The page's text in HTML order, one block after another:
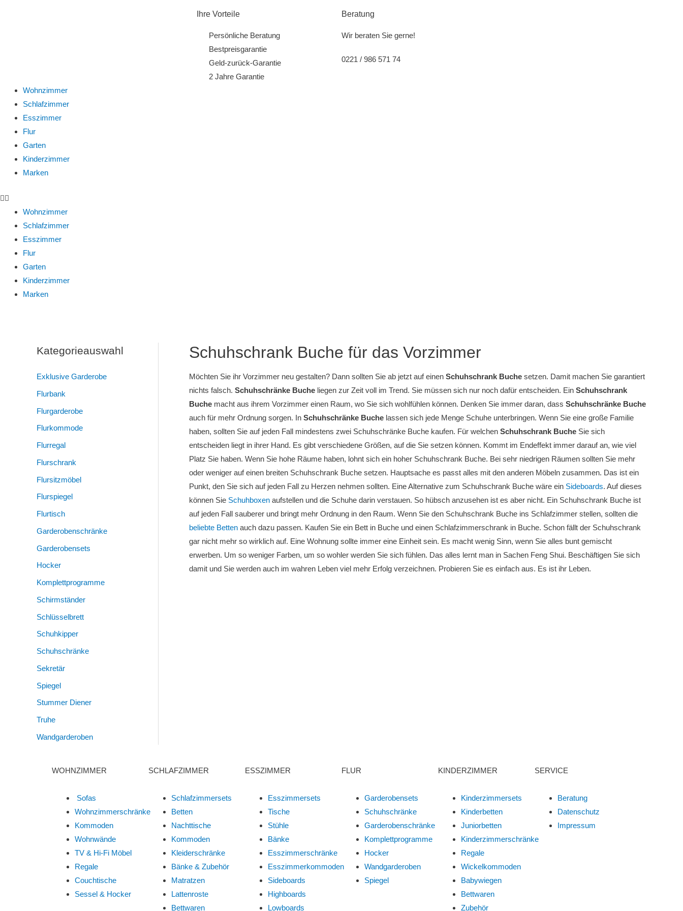
Ihre Vorteile
Persönliche Beratung
Bestpreisgarantie
Geld-zurück-Garantie
2 Jahre Garantie
Beratung
Wir beraten Sie gerne!
0221 / 986 571 74
Wohnzimmer
Schlafzimmer
Esszimmer
Flur
Garten
Kinderzimmer
Marken
Wohnzimmer
Schlafzimmer
Esszimmer
Flur
Garten
Kinderzimmer
Marken
Kategorieauswahl
Exklusive Garderobe
Flurbank
Flurgarderobe
Flurkommode
Flurregal
Flurschrank
Flursitzmöbel
Flurspiegel
Flurtisch
Garderobenschränke
Garderobensets
Hocker
Komplettprogramme
Schirmständer
Schlüsselbrett
Schuhkipper
Schuhschränke
Sekretär
Spiegel
Stummer Diener
Truhe
Wandgarderoben
Schuhschrank Buche für das Vorzimmer
Möchten Sie ihr Vorzimmer neu gestalten? Dann sollten Sie ab jetzt auf einen Schuhschrank Buche setzen. Damit machen Sie garantiert
nichts falsch. Schuhschränke Buche liegen zur Zeit voll im Trend. Sie müssen sich nur noch dafür entscheiden. Ein Schuhschrank
Buche macht aus ihrem Vorzimmer einen Raum, wo Sie sich wohlfühlen können. Denken Sie immer daran, dass Schuhschränke Buche
auch für mehr Ordnung sorgen. In Schuhschränke Buche lassen sich jede Menge Schuhe unterbringen. Wenn Sie eine große Familie
haben, sollten Sie auf jeden Fall mindestens zwei Schuhschränke Buche kaufen. Für welchen Schuhschrank Buche Sie sich
entscheiden liegt in ihrer Hand. Es gibt verschiedene Größen, auf die Sie setzen können. Kommt im Endeffekt immer darauf an, wie viel
Platz Sie haben. Wenn Sie hohe Räume haben, lohnt sich ein hoher Schuhschrank Buche. Bei sehr niedrigen Räumen sollten Sie mehr
oder weniger auf einen breiten Schuhschrank Buche setzen. Hauptsache es passt alles mit den anderen Möbeln zusammen. Das ist ein
Punkt, den Sie sich auf jeden Fall zu Herzen nehmen sollten. Eine Alternative zum Schuhschrank Buche wäre ein Sideboards. Auf dieses
können Sie Schuhboxen aufstellen und die Schuhe darin verstauen. So hübsch anzusehen ist es aber nicht. Ein Schuhschrank Buche ist
auf jeden Fall sauberer und bringt mehr Ordnung in den Raum. Wenn Sie den Schuhschrank Buche ins Schlafzimmer stellen, sollten die
beliebte Betten auch dazu passen. Kaufen Sie ein Bett in Buche und einen Schlafzimmerschrank in Buche. Schon fällt der Schuhschrank
gar nicht mehr so wirklich auf. Eine Wohnung sollte immer eine Einheit sein. Es macht wenig Sinn, wenn Sie alles bunt gemischt
erwerben. Um so weniger Farben, um so wohler werden Sie sich fühlen. Das alles lernt man in Sachen Feng Shui. Beschäftigen Sie sich
damit und Sie werden auch im wahren Leben viel mehr Erfolg verzeichnen. Probieren Sie es einfach aus. Es ist ihr Leben.
WOHNZIMMER
Sofas
Wohnzimmerschränke
Kommoden
Wohnwände
TV & Hi-Fi Möbel
Regale
Couchtische
Sessel & Hocker
SCHLAFZIMMER
Schlafzimmersets
Betten
Nachttische
Kommoden
Kleiderschränke
Bänke & Zubehör
Matratzen
Lattenroste
Bettwaren
ESSZIMMER
Esszimmersets
Tische
Stühle
Bänke
Esszimmerschränke
Esszimmerkommoden
Sideboards
Highboards
Lowboards
FLUR
Garderobensets
Schuhschränke
Garderobenschränke
Komplettprogramme
Hocker
Wandgarderoben
Spiegel
KINDERZIMMER
Kinderzimmersets
Kinderbetten
Juniorbetten
Kinderzimmerschränke
Regale
Wickelkommoden
Babywiegen
Bettwaren
Zubehör
SERVICE
Beratung
Datenschutz
Impressum